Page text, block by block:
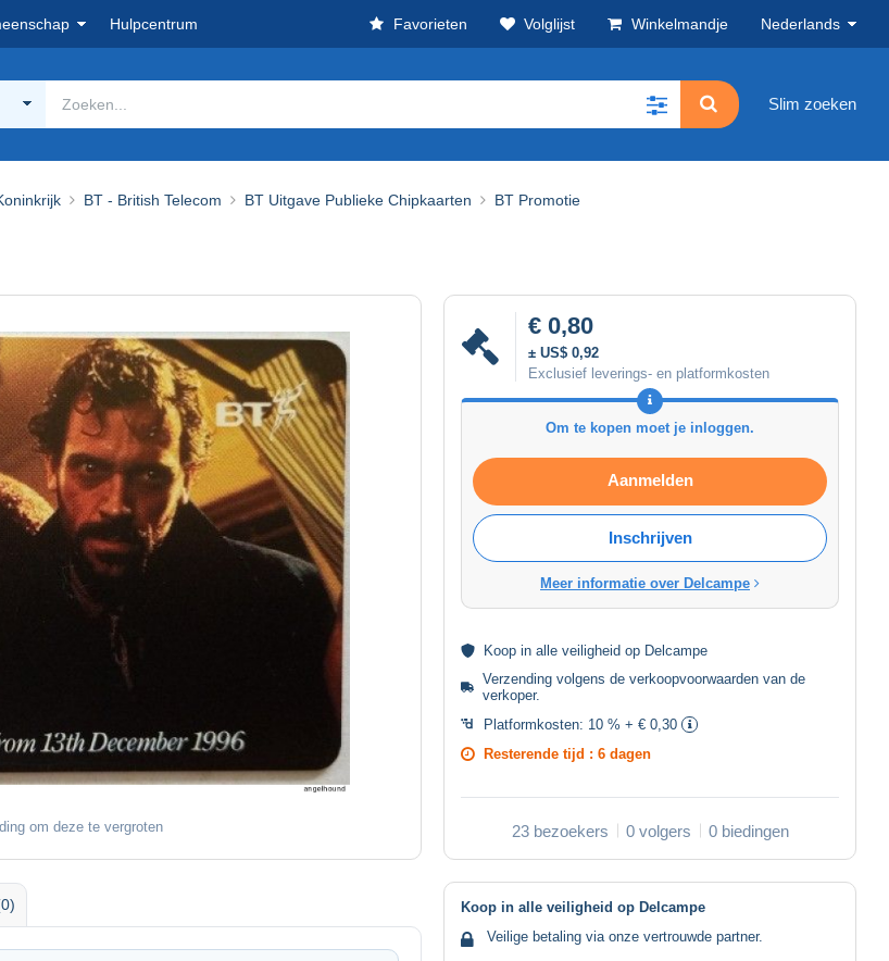
Hulpcentrum Favorieten Volglijst Winkelmandje Nederlands
Slim zoeken
BT - British Telecom BT Uitgave Publieke Chipkaarten BT Promotie
om deze te vergroten
€ 0,80
± US$ 0,92
Exclusief leverings- en platformkosten
Om te kopen moet je inloggen.
Aanmelden
Inschrijven
Meer informatie over Delcampe
Koop in alle veiligheid op Delcampe
Verzending volgens deverkoopvoorwaarden van de
verkoper.
Platformkosten: 10 % + € 0,30
Resterende tijd : 6 dagen
23 bezoekers 0 volgers 0 biedingen
Koop in alle veiligheid op Delcampe
Veilige betaling via onze vertrouwde partner.